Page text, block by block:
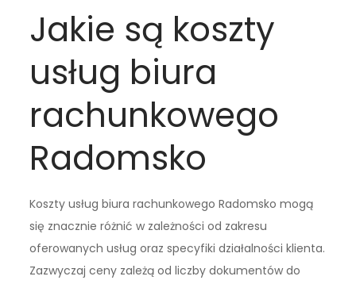
Jakie są koszty
usług biura
rachunkowego
Radomsko
Koszty usług biura rachunkowego Radomsko mogą
się znacznie różnić w zależności od zakresu
oferowanych usług oraz specyfiki działalności klienta.
Zazwyczaj ceny zależą od liczby dokumentów do